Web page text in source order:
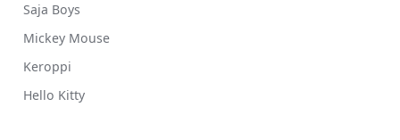
Saja Boys
Mickey Mouse
Keroppi
Hello Kitty